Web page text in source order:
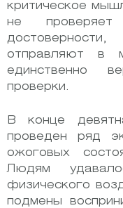
критическое
не
отправляют в
единственно
проверки.
В конце
проведен ряд
ожоговых
Людям
физического
подмены